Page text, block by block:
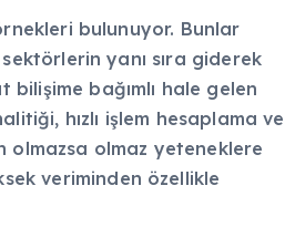
bulunuyor. Bunlar
yanı sıra giderek
bağımlı hale gelen
hızlı işlem hesaplama ve
olmazsa olmaz yeteneklere
veriminden özellikle